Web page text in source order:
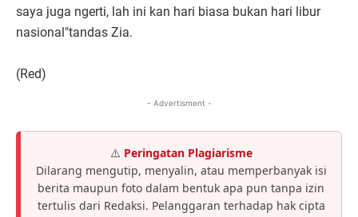
saya juga ngerti, lah ini kan hari biasa bukan hari libur
nasional"tandas Zia.
(Red)
- Advertisment -
⚠️ Peringatan Plagiarisme
Dilarang mengutip, menyalin, atau memperbanyak isi
berita maupun foto dalam bentuk apa pun tanpa izin
tertulis dari Redaksi. Pelanggaran terhadap hak cipta